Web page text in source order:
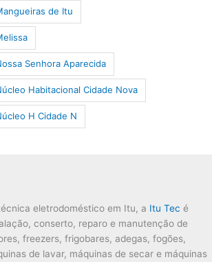
de Itu
Senhora Aparecida
Habitacional Cidade Nova
H Cidade N
eletrodoméstico em Itu, a Itu Tec é
conserto, reparo e manutenção de
freezers, frigobares, adegas, fogões,
de lavar, máquinas de secar e máquinas